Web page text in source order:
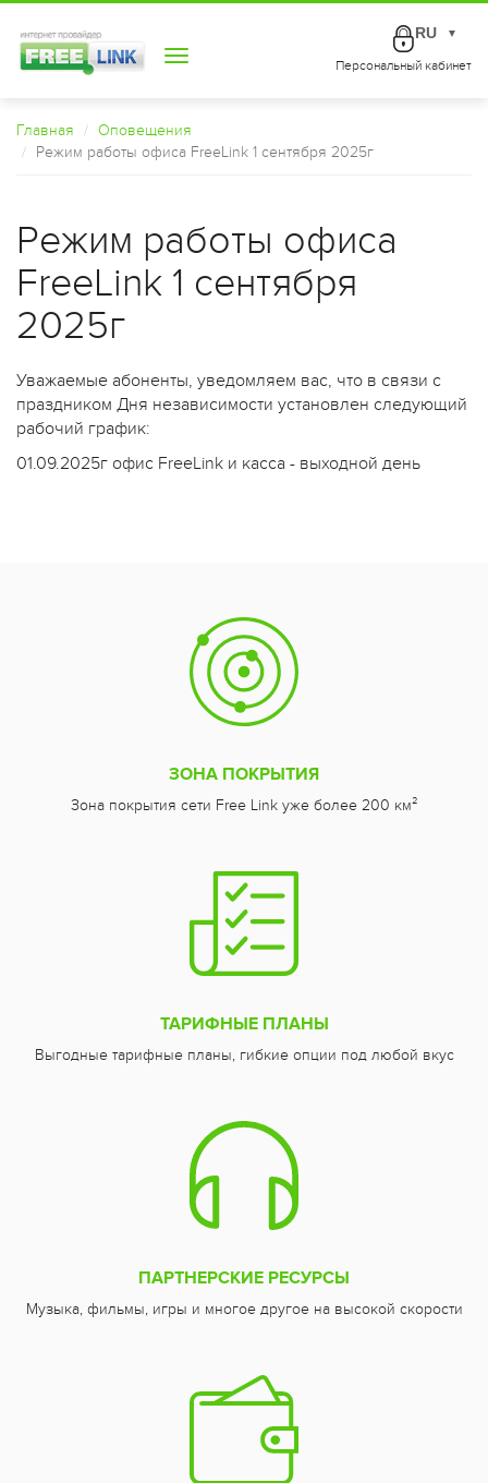
Toggle
Персональный кабинет
RU ▼
Главная
Оповещения
Режим работы офиса FreeLink 1 сентября 2025г
Режим работы офиса
FreeLink 1 сентября
2025г
Уважаемые абоненты, уведомляем вас, что в связи с
праздником Дня независимости установлен следующий
рабочий график:
01.09.2025г офис FreeLink и касса - выходной день
ЗОНА ПОКРЫТИЯ
Зона покрытия сети Free Link уже более 200 км²
ТАРИФНЫЕ ПЛАНЫ
Выгодные тарифные планы, гибкие опции под любой вкус
ПАРТНЕРСКИЕ РЕСУРСЫ
Музыка, фильмы, игры и многое другое на высокой скорости